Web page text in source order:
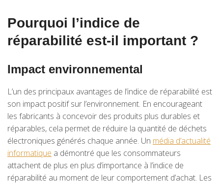
Pourquoi l’indice de
réparabilité est-il important ?
Impact environnemental
L’un des principaux avantages de l’indice de réparabilité est
son impact positif sur l’environnement. En encourageant
les fabricants à concevoir des produits plus durables et
réparables, cela permet de réduire la quantité de déchets
électroniques générés chaque année. Un média d’actualité
informatique a démontré que les consommateurs
attachent de plus en plus d’importance à l’indice de
réparabilité au moment de leur comportement d’achat. Les